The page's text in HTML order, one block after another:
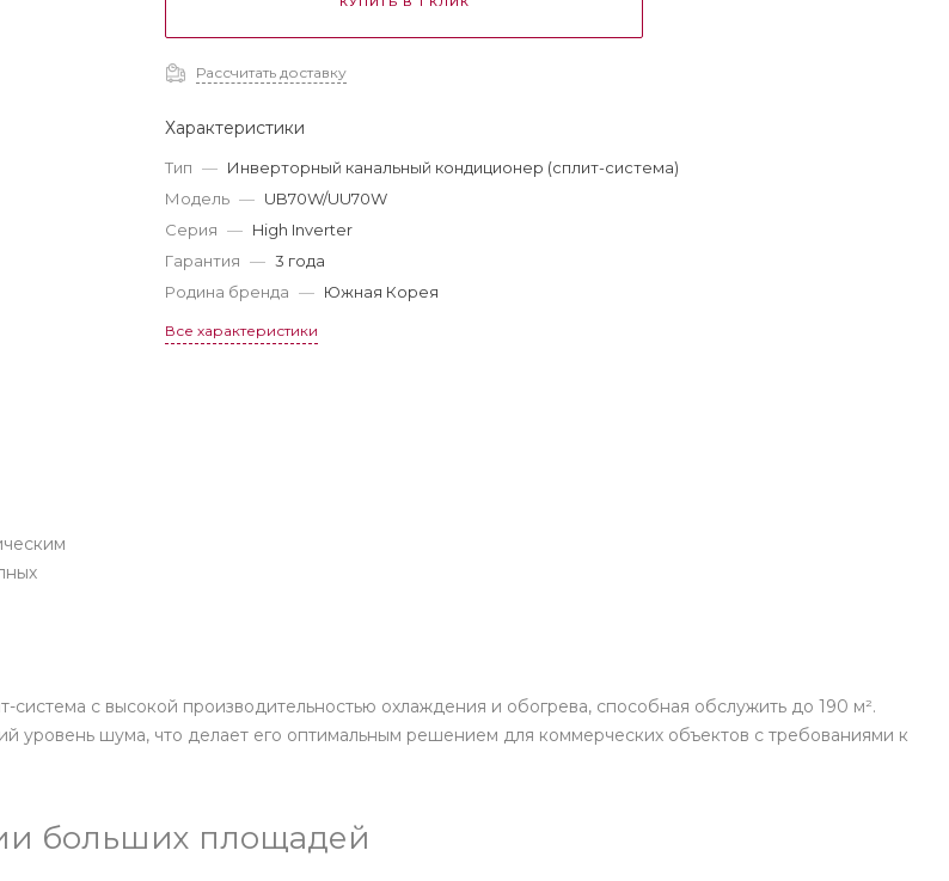
Рассчитать доставку
Характеристики
Тип — Инверторный канальный кондиционер (сплит-система)
Модель — UB70W/UU70W
Серия — High Inverter
Гарантия — 3 года
Родина бренда — Южная Корея
Все характеристики
с высокой производительностью охлаждения и обогрева, способная обслужить до 190 м².
уровень шума, что делает его оптимальным решением для коммерческих объектов с требованиями к
больших площадей